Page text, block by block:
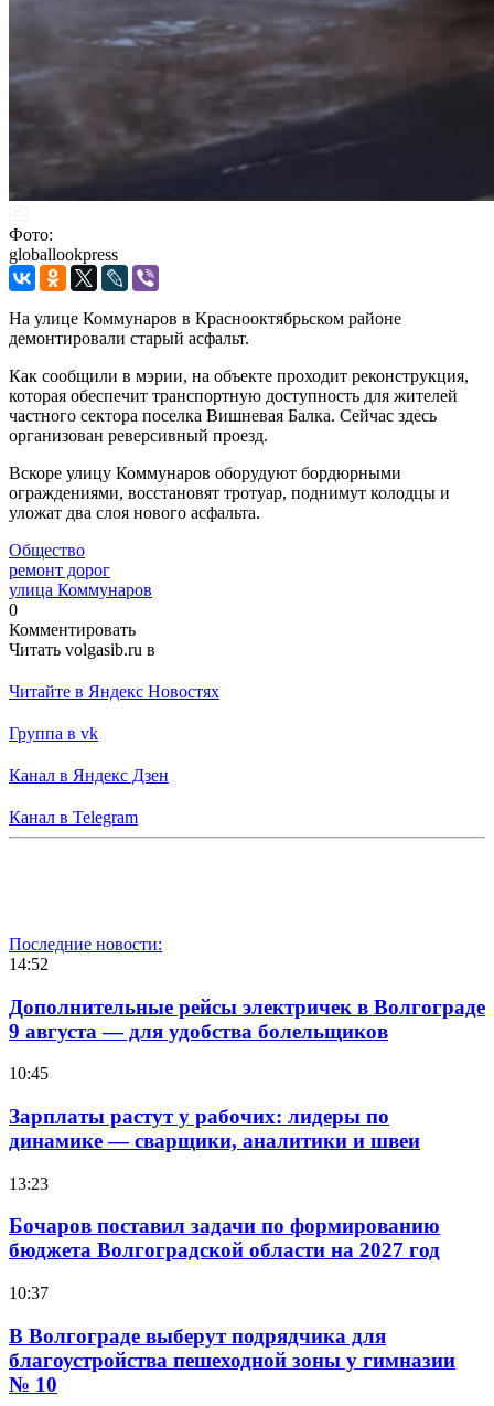
Фото:
globallookpress
На улице Коммунаров в Краснооктябрьском районе
демонтировали старый асфальт.
Как сообщили в мэрии, на объекте проходит реконструкция,
которая обеспечит транспортную доступность для жителей
частного сектора поселка Вишневая Балка. Сейчас здесь
организован реверсивный проезд.
Вскоре улицу Коммунаров оборудуют бордюрными
ограждениями, восстановят тротуар, поднимут колодцы и
уложат два слоя нового асфальта.
Общество
ремонт дорог
улица Коммунаров
0
Комментировать
Читать volgasib.ru в
Читайте в Яндекс Новостях
Группа в vk
Канал в Яндекс Дзен
Канал в Telegram
Последние новости:
14:52
Дополнительные рейсы электричек в Волгограде
9 августа — для удобства болельщиков
10:45
Зарплаты растут у рабочих: лидеры по
динамике — сварщики, аналитики и швеи
13:23
Бочаров поставил задачи по формированию
бюджета Волгоградской области на 2027 год
10:37
В Волгограде выберут подрядчика для
благоустройства пешеходной зоны у гимназии
№ 10